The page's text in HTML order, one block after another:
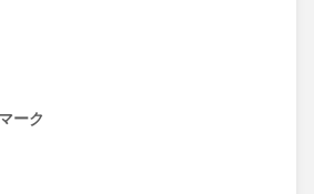
ーク